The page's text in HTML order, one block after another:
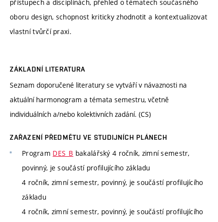
přístupech a disciplínách, přehled o tématech současného
oboru design, schopnost kriticky zhodnotit a kontextualizovat
vlastní tvůrčí praxi.
ZÁKLADNÍ LITERATURA
Seznam doporučené literatury se vytváří v návaznosti na
aktuální harmonogram a témata semestru, včetně
individuálních a/nebo kolektivních zadání. (CS)
ZAŘAZENÍ PŘEDMĚTU VE STUDIJNÍCH PLÁNECH
Program DES_B bakalářský 4 ročník, zimní semestr,
povinný, je součástí profilujícího základu
4 ročník, zimní semestr, povinný, je součástí profilujícího
základu
4 ročník, zimní semestr, povinný, je součástí profilujícího